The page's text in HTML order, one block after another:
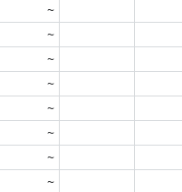
~
~
~
~
~
~
~
~